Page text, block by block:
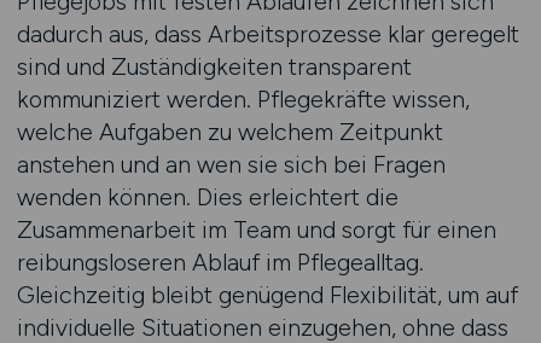
dadurch aus, dass Arbeitsprozesse klar geregelt
sind und Zuständigkeiten transparent
kommuniziert werden. Pflegekräfte wissen,
welche Aufgaben zu welchem Zeitpunkt
anstehen und an wen sie sich bei Fragen
wenden können. Dies erleichtert die
Zusammenarbeit im Team und sorgt für einen
reibungsloseren Ablauf im Pflegealltag.
Gleichzeitig bleibt genügend Flexibilität, um auf
individuelle Situationen einzugehen, ohne dass